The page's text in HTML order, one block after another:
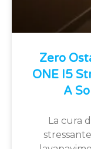
Zero
ONE I5
A
La cura